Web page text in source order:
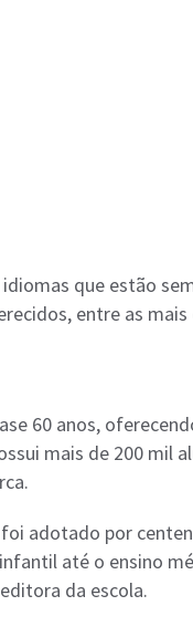
que estão
entre as mais
60 anos,
mais de 200 mil
adotado por
até o ensino
da escola.